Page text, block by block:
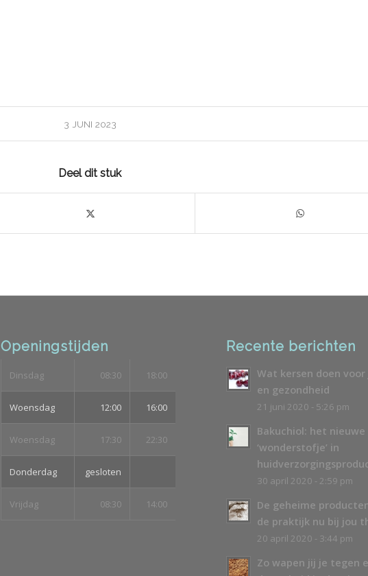
3 JUNI 2023
Deel dit stuk
Openingstijden
Dinsdag 08:30 18:00
Woensdag 12:00 16:00
Woensdag 17:30 22:30
Donderdag gesloten
Vrijdag 08:30 14:00
Recente berichten
Wat kersen doen voor
en gezondheid
21 juni 2020 - 5:26 pm
Bakuchiol: het nieuwe
‘wonderstofje’ in
30 april 2020 - 2:59 pm
De geheime
de praktijk nu bij jou
20 april 2020 - 3:44 pm
Zo wapen jij je tegen